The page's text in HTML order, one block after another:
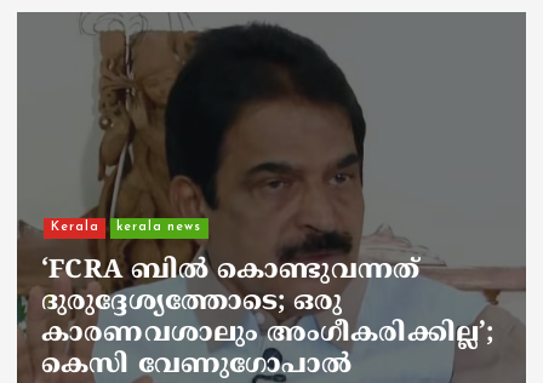
kerala news
ചാലിശേരിയില്‍ സര്‍ക്കാര്‍
ജനകീയ ആരോഗ്യകേന്ദ്രത്തില്‍
നഴ്സിന് അണലിയുടെ കടിയേറ്റു;
അണലിയുടെ കടിയേറ്റത്
ഡ്യൂട്ടിക്കിടെ